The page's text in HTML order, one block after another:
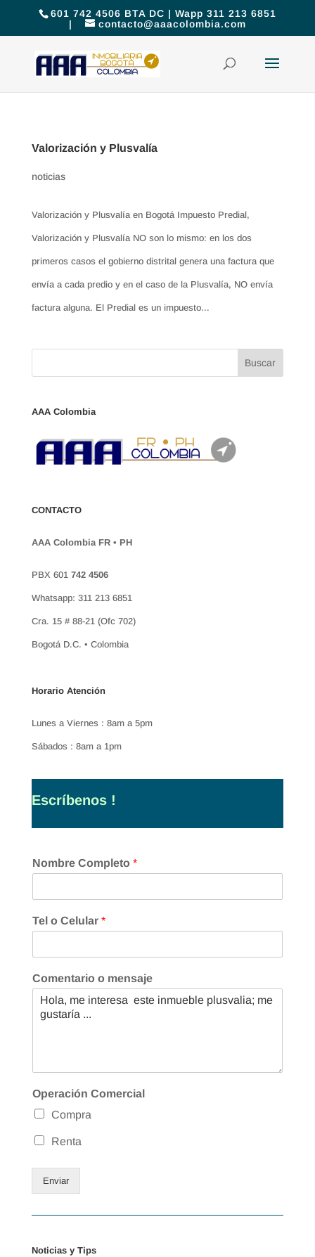
601 742 4506 BTA DC | Wapp 311 213 6851
|
contacto@aaacolombia.com
Valorización y Plusvalía
noticias
Valorización y Plusvalía en Bogotá Impuesto Predial,
Valorización y Plusvalía NO son lo mismo: en los dos
primeros casos el gobierno distrital genera una factura que
envía a cada predio y en el caso de la Plusvalía, NO envía
factura alguna. El Predial es un impuesto...
AAA Colombia
CONTACTO
AAA Colombia FR • PH
PBX 601 742 4506
Whatsapp: 311 213 6851
Cra. 15 # 88-21 (Ofc 702)
Bogotá D.C. • Colombia
Horario Atención
Lunes a Viernes : 8am a 5pm
Sábados : 8am a 1pm
Escríbenos !
Nombre Completo *
Tel o Celular *
Comentario o mensaje
Operación Comercial
Compra
Renta
Enviar
Noticias y Tips